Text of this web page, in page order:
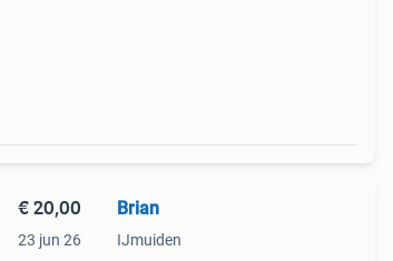
€ 20,00
23 jun 26
Brian
IJmuiden